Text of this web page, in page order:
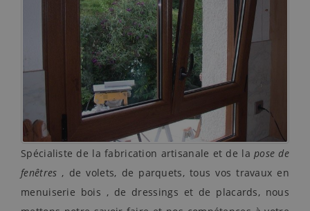
Spécialiste de la fabrication artisanale et de lapose de
fenêtres , de volets, de parquets, tous vos travaux en
menuiserie bois , de dressings et de placards, nous